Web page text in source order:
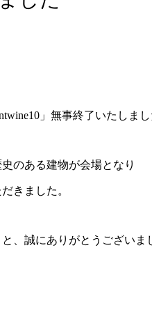
」無事終了いたしまし
のある建物が会場となり
きました。
、誠にありがとうございま